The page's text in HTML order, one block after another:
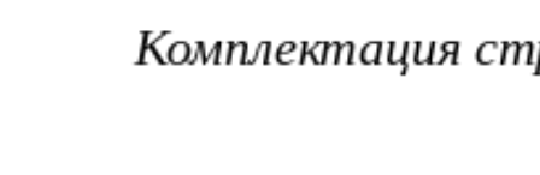
Комплектация